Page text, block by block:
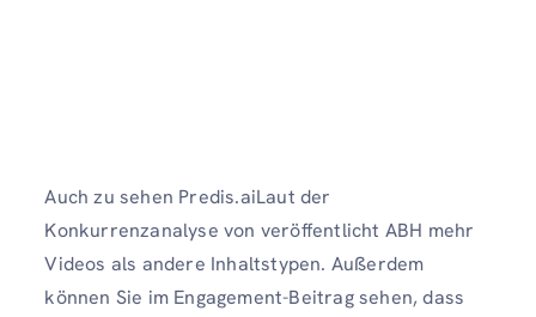
Auch zu sehen Predis.aiLaut der
Konkurrenzanalyse von veröffentlicht ABH mehr
Videos als andere Inhaltstypen. Außerdem
können Sie im Engagement-Beitrag sehen, dass